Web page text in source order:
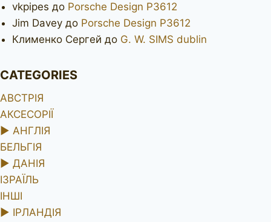
vkpipes до Porsche Design P3612
Jim Davey до Porsche Design P3612
Клименко Сергей до G. W. SIMS dublin
CATEGORIES
АВСТРІЯ
АКСЕСОРІЇ
► АНГЛІЯ
БЕЛЬГІЯ
► ДАНІЯ
ІЗРАЇЛЬ
ІНШІ
► ІРЛАНДІЯ